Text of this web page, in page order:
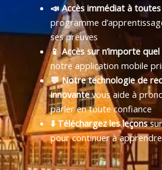
📣 Accès immédiat à
programme
ses preuves
📱 Accès sur n’importe
notre application mobile
💬 Notre technologie de
innovantevous aide à
parler en toute confiance
⬇️ Téléchargez les leçons
pour continuer à